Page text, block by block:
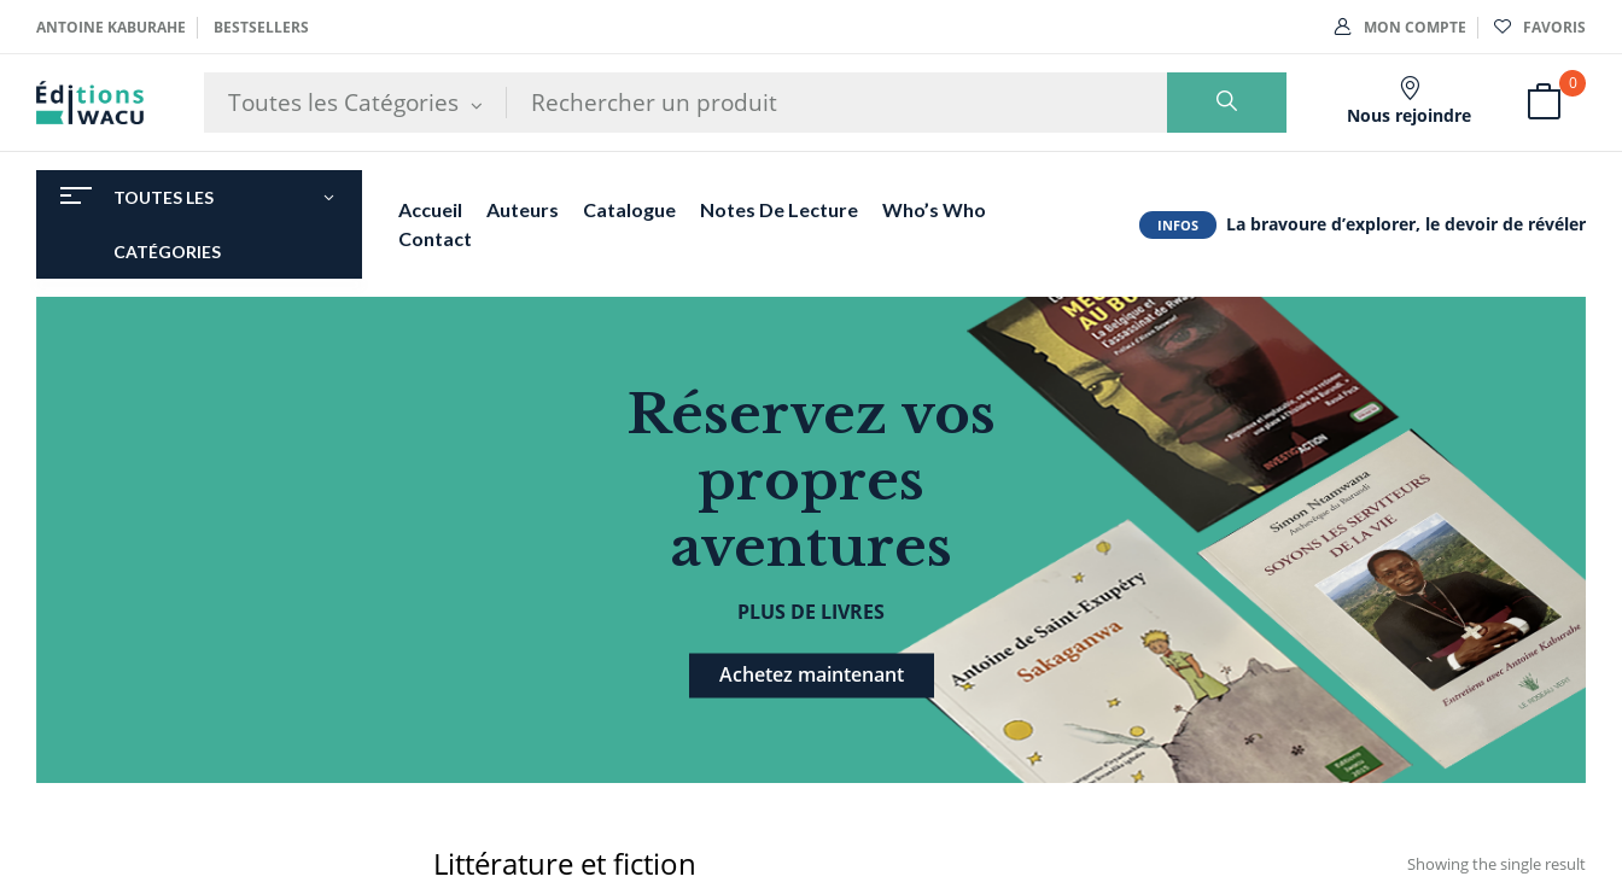
ANTOINE KABURAHE BESTSELLERS MON COMPTE FAVORIS
Toutes les Catégories Nous rejoindre
0
TOUTES LES
CATÉGORIES
Accueil Auteurs Catalogue Notes De Lecture
Who’s Who
Contact
INFOS La bravoure d’explorer, le devoir de révéler
Réservez vos
propres
aventures
PLUS DE LIVRES
Achetez maintenant
Littérature et fiction Showing the single result